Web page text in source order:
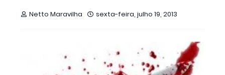
Netto Maravilha sexta-feira, julho 19, 2013